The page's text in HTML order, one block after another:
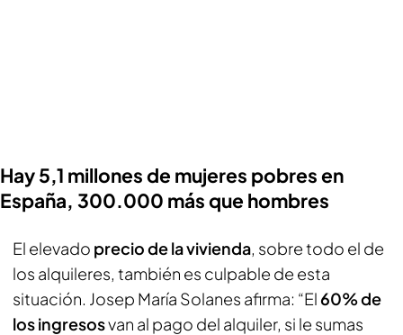
Hay 5,1 millones de mujeres pobres en
España, 300.000 más que hombres
El elevado precio de la vivienda, sobre todo el de
los alquileres, también es culpable de esta
situación. Josep María Solanes afirma: “El 60% de
los ingresosvan al pago del alquiler, si le sumas